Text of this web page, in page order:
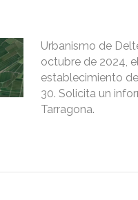
Urbanismo de
octubre de 2024,
establecimiento
30. Solicita un
Tarragona.